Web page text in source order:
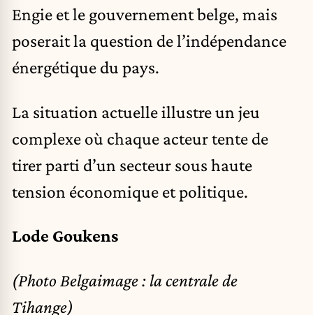
Engie et le gouvernement belge, mais
poserait la question de l’indépendance
énergétique du pays.
La situation actuelle illustre un jeu
complexe où chaque acteur tente de
tirer parti d’un secteur sous haute
tension économique et politique.
Lode Goukens
(Photo Belgaimage : la centrale de
Tihange)